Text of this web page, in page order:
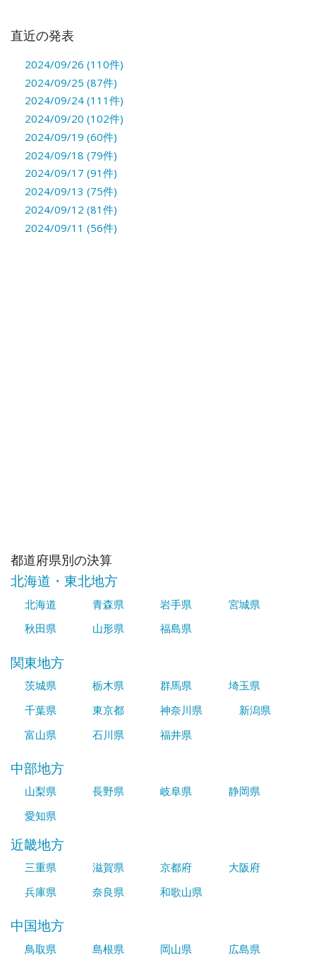
直近の発表
2024/09/26 (110件)
2024/09/25 (87件)
2024/09/24 (111件)
2024/09/20 (102件)
2024/09/19 (60件)
2024/09/18 (79件)
2024/09/17 (91件)
2024/09/13 (75件)
2024/09/12 (81件)
2024/09/11 (56件)
都道府県別の決算
北海道・東北地方
北海道 青森県 岩手県
宮城県
秋田県
山形県 福島県
関東地方
茨城県 栃木県 群馬県
埼玉県
千葉県
東京都 神奈川県
新潟県
富山県
石川県 福井県
中部地方
山梨県 長野県 岐阜県
静岡県
愛知県
近畿地方
三重県 滋賀県 京都府
大阪府
兵庫県
奈良県 和歌山県
中国地方
鳥取県 島根県 岡山県 広島県